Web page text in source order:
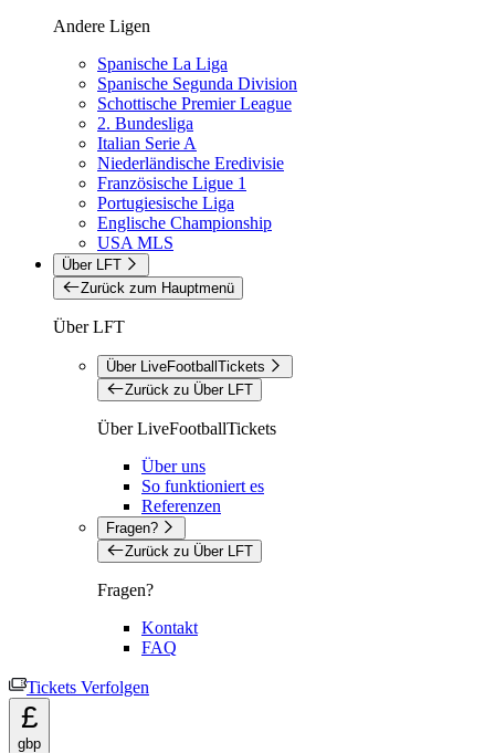
Andere Ligen
Spanische La Liga
Spanische Segunda Division
Schottische Premier League
2. Bundesliga
Italian Serie A
Niederländische Eredivisie
Französische Ligue 1
Portugiesische Liga
Englische Championship
USA MLS
Über LFT
Zurück zum Hauptmenü
Über LFT
Über LiveFootballTickets
Zurück zu Über LFT
Über LiveFootballTickets
Über uns
So funktioniert es
Referenzen
Fragen?
Zurück zu Über LFT
Fragen?
Kontakt
FAQ
Tickets Verfolgen
£
gbp